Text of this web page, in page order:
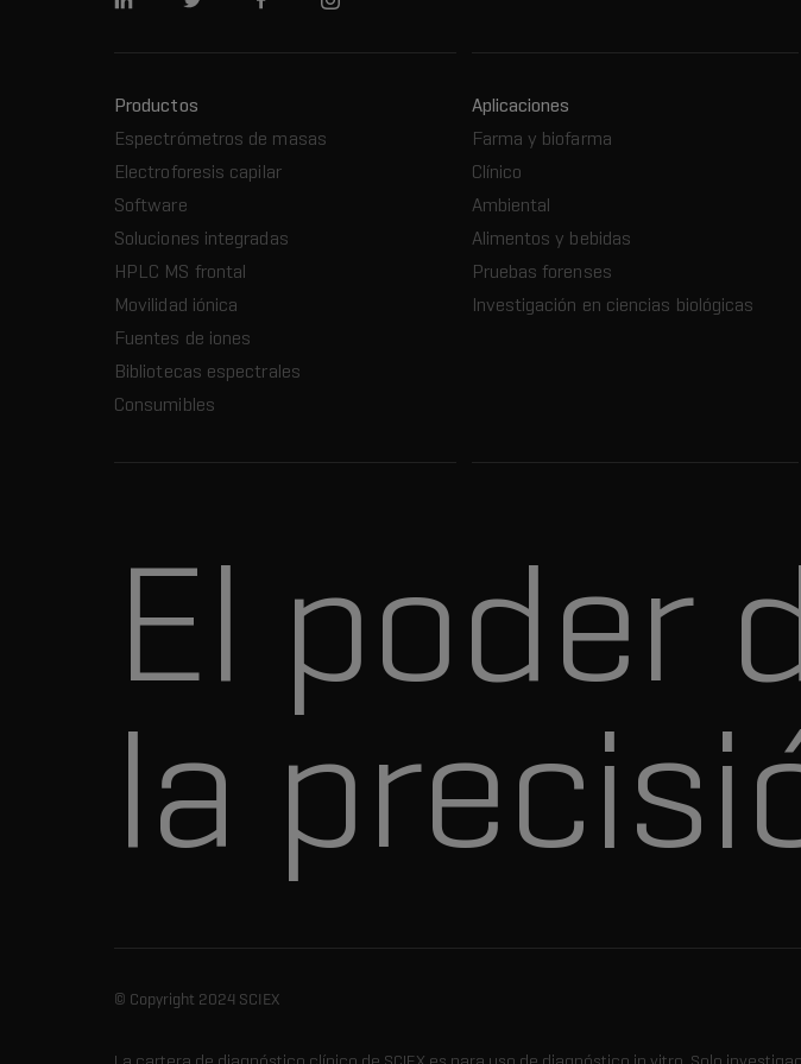
Productos
Espectrómetros de masas
Electroforesis capilar
Software
Soluciones integradas
HPLC MS frontal
Movilidad iónica
Fuentes de iones
Bibliotecas espectrales
Consumibles
Aplicaciones
Farma y biofarma
Clínico
Ambiental
Alimentos y bebidas
Pruebas forenses
Investigación en ciencias biológicas
El poder
la
© Copyright 2024 SCIEX